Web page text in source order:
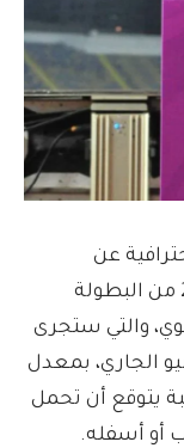
عن
البرنامج الرسمي لمباريات الجولة الـ23 من البطولة
والتي ستجرى
يومي الإثنين والثلاثاء 8 و9 يونيو الجاري، بمعدل
يتوقع أن تحمل
أو أسفله.